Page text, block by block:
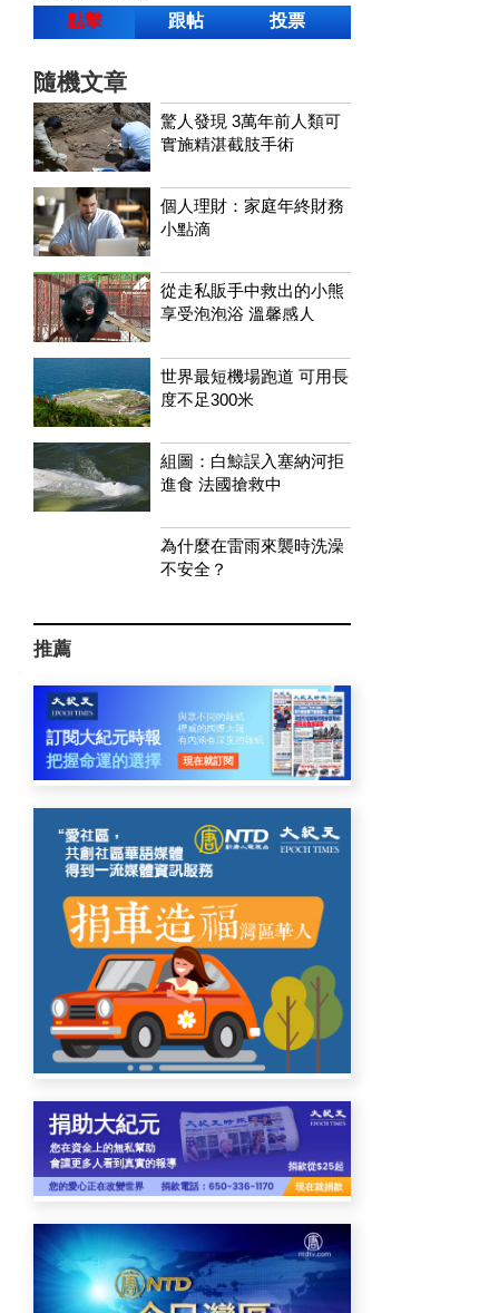
點擊 跟帖 投票
隨機文章
驚人發現 3萬年前人類可
實施精湛截肢手術
個人理財：家庭年終財務
小點滴
從走私販手中救出的小熊
享受泡泡浴 溫馨感人
世界最短機場跑道 可用長
度不足300米
組圖：白鯨誤入塞納河拒
進食 法國搶救中
為什麼在雷雨來襲時洗澡
不安全？
推薦